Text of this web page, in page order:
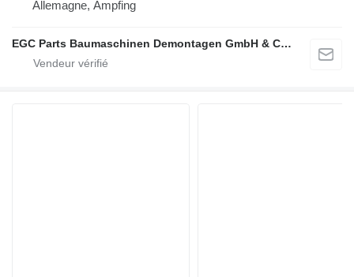
Allemagne, Ampfing
EGC Parts Baumaschinen Demontagen GmbH & Co. KG